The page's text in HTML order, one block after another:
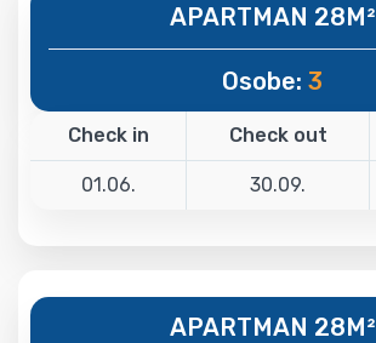
APARTMAN 28M²
Osobe: 3
Check in Check out
01.06. 30.09.
APARTMAN 28M²